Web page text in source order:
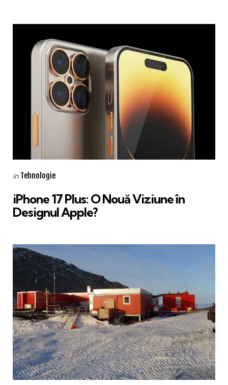
Categories
Posted
in Tehnologie
iPhone 17 Plus: O Nouă Viziune în
Designul Apple?